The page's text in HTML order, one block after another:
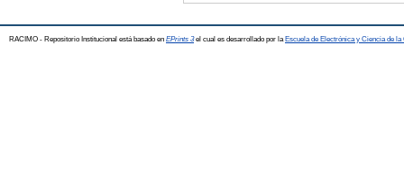
RACIMO - Repositorio Institucional está basado en EPrints 3el cual es desarrollado por la Escuela de Electrónica y Ciencia de la